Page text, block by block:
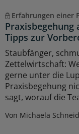
Erfahrungen einer
Praxisbegehung
Tipps zur
Staubfänger,
Zettelwirtschaft:
gerne unter die
Praxisbegehung
sagt, worauf die
Von Michaela